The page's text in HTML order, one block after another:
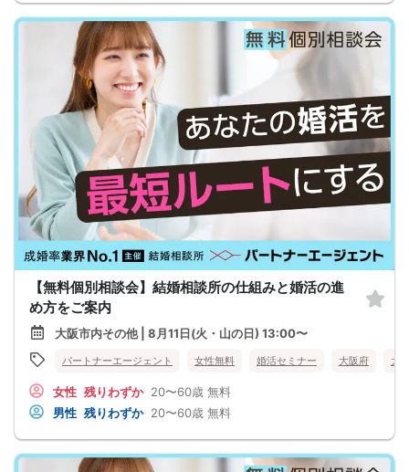
【無料個別相談会】結婚相談所の仕組みと婚活の進
め方をご案内
大阪市内その他 | 8月11日(火・山の日) 13:00〜
パートナーエージェント 女性無料 婚活セミナー 大阪府 大
女性 残りわずか 20〜60歳 無料
男性 残りわずか 20〜60歳 無料